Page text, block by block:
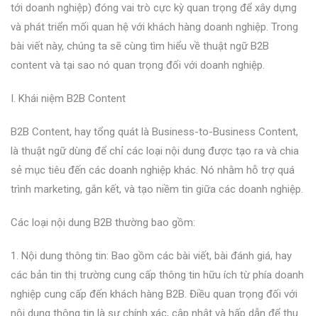
tới doanh nghiệp) đóng vai trò cực kỳ quan trọng để xây dựng
và phát triển mối quan hệ với khách hàng doanh nghiệp. Trong
bài viết này, chúng ta sẽ cùng tìm hiểu về thuật ngữ B2B
content và tại sao nó quan trọng đối với doanh nghiệp.
I. Khái niệm B2B Content
B2B Content, hay tổng quát là Business-to-Business Content,
là thuật ngữ dùng để chỉ các loại nội dung được tạo ra và chia
sẻ mục tiêu đến các doanh nghiệp khác. Nó nhằm hỗ trợ quá
trình marketing, gắn kết, và tạo niềm tin giữa các doanh nghiệp.
Các loại nội dung B2B thường bao gồm:
1. Nội dung thông tin: Bao gồm các bài viết, bài đánh giá, hay
các bản tin thị trường cung cấp thông tin hữu ích từ phía doanh
nghiệp cung cấp đến khách hàng B2B. Điều quan trọng đối với
nội dung thông tin là sự chính xác, cập nhật và hấp dẫn để thu